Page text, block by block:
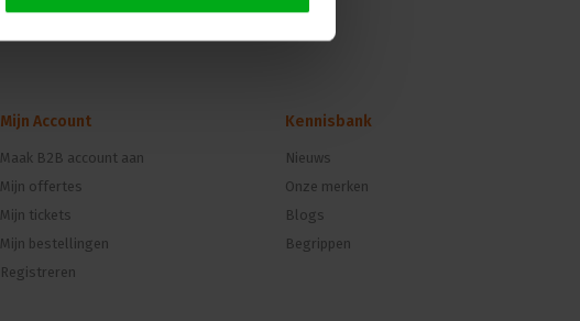
Mijn Account
Maak B2B account aan
Mijn offertes
Mijn tickets
Mijn bestellingen
Registreren
Kennisbank
Nieuws
Onze merken
Blogs
Begrippen